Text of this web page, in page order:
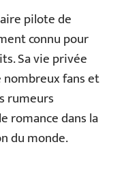
pilote de
connu pour
Sa vie privée
nombreux fans et
rumeurs
romance dans la
du monde.